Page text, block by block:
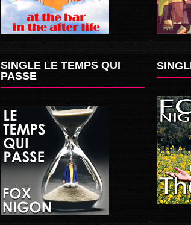
SINGLE LE TEMPS QUI
PASSE